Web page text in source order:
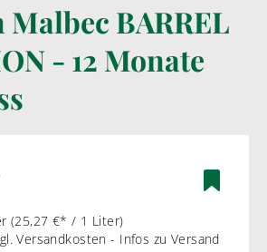
Malbec BARREL
- 12 Monate
(25,27 €* / 1 Liter)
Versandkosten - Infos zu Versand